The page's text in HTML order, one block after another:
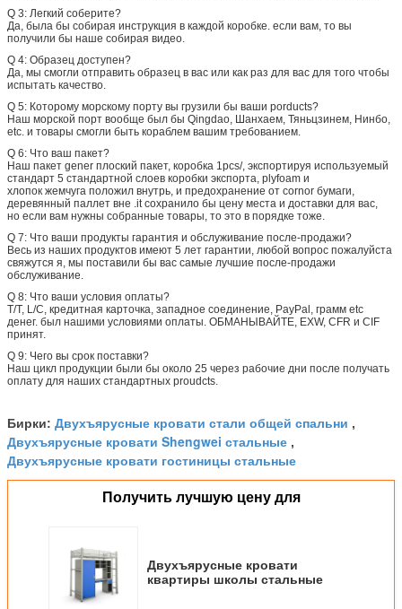
Q 3: Легкий соберите?
Да, была бы собирая инструкция в каждой коробке. если вам, то вы
получили бы наше собирая видео.
Q 4: Образец доступен?
Да, мы смогли отправить образец в вас или как раз для вас для того чтобы
испытать качество.
Q 5: Которому морскому порту вы грузили бы ваши porducts?
Наш морской порт вообще был бы Qingdao, Шанхаем, Тяньцзинем, Нинбо,
etc. и товары смогли быть кораблем вашим требованием.
Q 6: Что ваш пакет?
Наш пакет gener плоский пакет, коробка 1pcs/, экспортируя используемый
стандарт 5 стандартной слоев коробки экспорта, plyfoam и
хлопок жемчуга положил внутрь, и предохранение от cornor бумаги,
деревянный паллет вне .it сохранило бы цену места и доставки для вас,
но если вам нужны собранные товары, то это в порядке тоже.
Q 7: Что ваши продукты гарантия и обслуживание после-продажи?
Весь из наших продуктов имеют 5 лет гарантии, любой вопрос пожалуйста
свяжутся я, мы поставили бы вас самые лучшие после-продажи
обслуживание.
Q 8: Что ваши условия оплаты?
T/T, L/C, кредитная карточка, западное соединение, PayPal, грамм etc
денег. был нашими условиями оплаты. ОБМАНЫВАЙТЕ, EXW, CFR и CIF
принят.
Q 9: Чего вы срок поставки?
Наш цикл продукции были бы около 25 через рабочие дни после получать
оплату для наших стандартных proudcts.
Бирки: Двухъярусные кровати стали общей спальни ,
Двухъярусные кровати Shengwei стальные ,
Двухъярусные кровати гостиницы стальные
Получить лучшую цену для
Двухъярусные кровати
квартиры школы стальные